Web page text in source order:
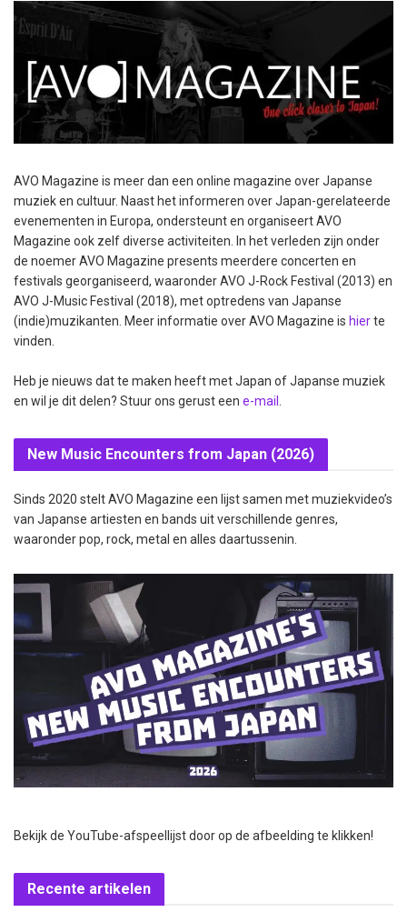
AVO Magazine is meer dan een online magazine over Japanse
muziek en cultuur. Naast het informeren over Japan-gerelateerde
evenementen in Europa, ondersteunt en organiseert AVO
Magazine ook zelf diverse activiteiten. In het verleden zijn onder
de noemer AVO Magazine presents meerdere concerten en
festivals georganiseerd, waaronder AVO J-Rock Festival (2013) en
AVO J-Music Festival (2018), met optredens van Japanse
(indie)muzikanten. Meer informatie over AVO Magazine is hierte
vinden.
Heb je nieuws dat te maken heeft met Japan of Japanse muziek
en wil je dit delen? Stuur ons gerust een e-mail
New Music Encounters from Japan (2026)
Sinds 2020 stelt AVO Magazine een lijst samen met muziekvideo’s
van Japanse artiesten en bands uit verschillende genres,
waaronder pop, rock, metal en alles daartussenin.
Bekijk de YouTube-afspeellijst door op de afbeelding te klikken!
Recente artikelen